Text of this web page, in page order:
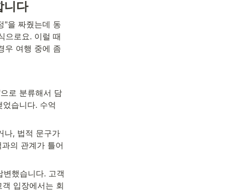
니다
"을 짜줬는데 동
으로요. 이럴 때
우 여행 중에 좀
로 분류해서 담
습니다. 수억
나, 법적 문구가
의 관계가 틀어
했습니다. 고객
입장에서는 회